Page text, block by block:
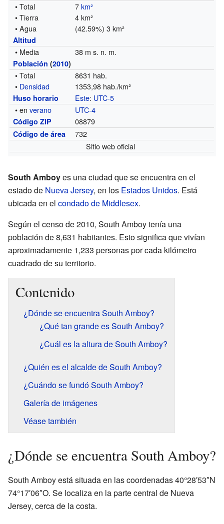
• Total 7km²
• Tierra
4 km²
• Agua
(42.59%) 3 km²
Altitud
• Media 38 m s. n. m.
Población (2010)
• Total
8631 hab.
• Densidad 1353,98 hab./km²
Huso horario Este: UTC-5
• enverano UTC-4
Código ZIP 08879
Código de área
732
Sitio web oficial
South Amboyes una ciudad que se encuentra en el
estado de Nueva Jersey, en los Estados Unidos. Está
ubicada en el condado de Middlesex.
Según el censo de 2010, South Amboy tenía una
población de 8,631 habitantes. Esto significa que vivían
aproximadamente 1,233 personas por cada kilómetro
cuadrado de su territorio.
Contenido
¿Dónde se encuentra South Amboy?
¿Qué tan grande es South Amboy?
¿Cuál es la altura de South Amboy?
¿Quién es el alcalde de South Amboy?
¿Cuándo se fundó South Amboy?
Galería de imágenes
Véase también
¿Dónde se encuentra South Amboy?
South Amboy está situada en las coordenadas 40°28′53″N
74°17′06″O. Se localiza en la parte central de Nueva
Jersey, cerca de la costa.